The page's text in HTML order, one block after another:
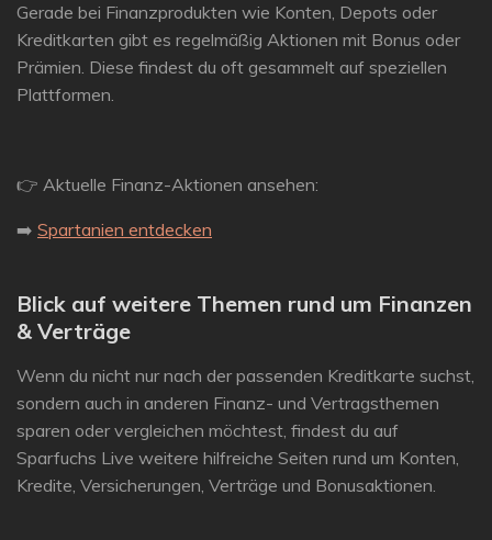
Gerade bei Finanzprodukten wie Konten, Depots oder
Kreditkarten gibt es regelmäßig Aktionen mit Bonus oder
Prämien. Diese findest du oft gesammelt auf speziellen
Plattformen.
👉 Aktuelle Finanz-Aktionen ansehen:
➡️ Spartanien entdecken
Blick auf weitere Themen rund um Finanzen
& Verträge
Wenn du nicht nur nach der passenden Kreditkarte suchst,
sondern auch in anderen Finanz- und Vertragsthemen
sparen oder vergleichen möchtest, findest du auf
Sparfuchs Live weitere hilfreiche Seiten rund um Konten,
Kredite, Versicherungen, Verträge und Bonusaktionen.